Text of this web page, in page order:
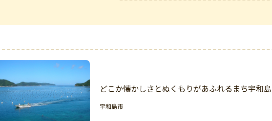
どこか懐かしさとぬくもりがあふれるまち宇和島
宇和島市